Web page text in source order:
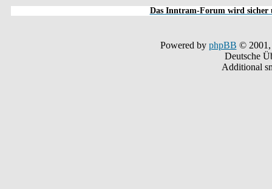
Das Inntram-Forum wird sicher
Powered by phpBB © 2001,
Deutsche
Additional